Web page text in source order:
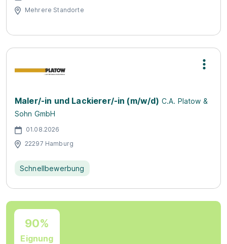
Mehrere Standorte
Maler/-in und Lackierer/-in (m/w/d) C.A. Platow &
Sohn GmbH
01.08.2026
22297 Hamburg
Schnellbewerbung
90%
Eignung